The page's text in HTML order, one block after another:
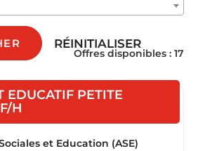
RÉINITIALISER
Offres disponibles : 17
EDUCATIF PETITE
H
et Education (ASE)